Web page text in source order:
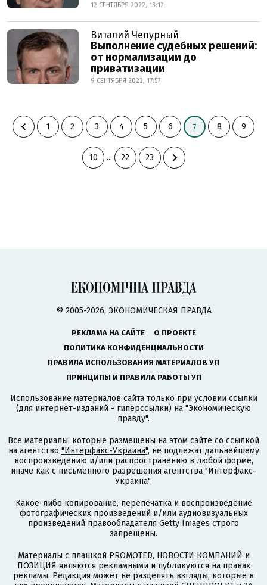
12 СЕНТЯБРЯ 2022, 13:12
Виталий Чепурный
Выполнение судебных решений:
от нормализации до
приватизации
9 СЕНТЯБРЯ 2022, 17:57
1 2 3 4 5 6 7 8 9
10 ... 22 23
© 2005-2026, ЭКОНОМИЧЕСКАЯ ПРАВДА
РЕКЛАМА НА САЙТЕ
О ПРОЕКТЕ
ПОЛИТИКА КОНФИДЕНЦИАЛЬНОСТИ
ПРАВИЛА ИСПОЛЬЗОВАНИЯ МАТЕРИАЛОВ УП
ПРИНЦИПЫ И ПРАВИЛА РАБОТЫ УП
Использование материалов сайта только при условии ссылки
(для интернет-изданий - гиперссылки) на "Экономическую
правду".
Все материалы, которые размещены на этом сайте со ссылкой
на агентство "Интерфакс-Украина", не подлежат дальнейшему
воспроизведению и/или распространению в любой форме,
иначе как с письменного разрешения агентства "Интерфакс-
Украина".
Какое-либо копирование, перепечатка и воспроизведение
фотографических произведений и/или аудиовизуальных
произведений правообладателя Getty Images строго
запрещены.
Материалы с плашкой PROMOTED, НОВОСТИ КОМПАНИЙ и
ПОЗИЦИЯ являются рекламными и публикуются на правах
рекламы. Редакция может не разделять взгляды, которые в